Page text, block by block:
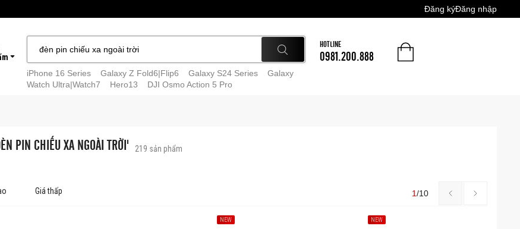
Đăng kýĐăng nhập
iPhone 16 Series
Galaxy Z Fold6|Flip6 Galaxy S24 Series
Galaxy
Watch Ultra|Watch7
Hero13 DJI Osmo Action 5 Pro
HOTLINE
0981.200.888
PIN CHIẾU XA NGOÀI TRỜI' 219 sản phẩm
Giá thấp 1/10
NEW NEW